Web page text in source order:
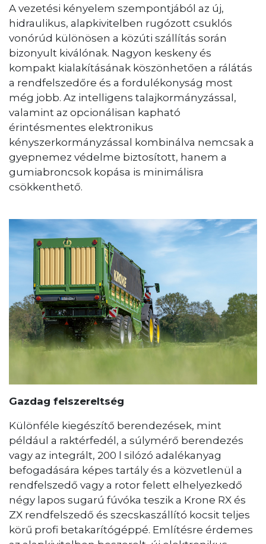
A vezetési kényelem szempontjából az új,
hidraulikus, alapkivitelben rugózott csuklós
vonórúd különösen a közúti szállítás során
bizonyult kiválónak. Nagyon keskeny és
kompakt kialakításának köszönhetően a rálátás
a rendfelszedőre és a fordulékonyság most
még jobb. Az intelligens talajkormányzással,
valamint az opcionálisan kapható
érintésmentes elektronikus
kényszerkormányzással kombinálva nemcsak a
gyepnemez védelme biztosított, hanem a
gumiabroncsok kopása is minimálisra
csökkenthető.
Gazdag felszereltség
Különféle kiegészítő berendezések, mint
például a raktérfedél, a súlymérő berendezés
vagy az integrált, 200 l silózó adalékanyag
befogadására képes tartály és a közvetlenül a
rendfelszedő vagy a rotor felett elhelyezkedő
négy lapos sugarú fúvóka teszik a Krone RX és
ZX rendfelszedő és szecskaszállító kocsit teljes
körű profi betakarítógéppé. Említésre érdemes